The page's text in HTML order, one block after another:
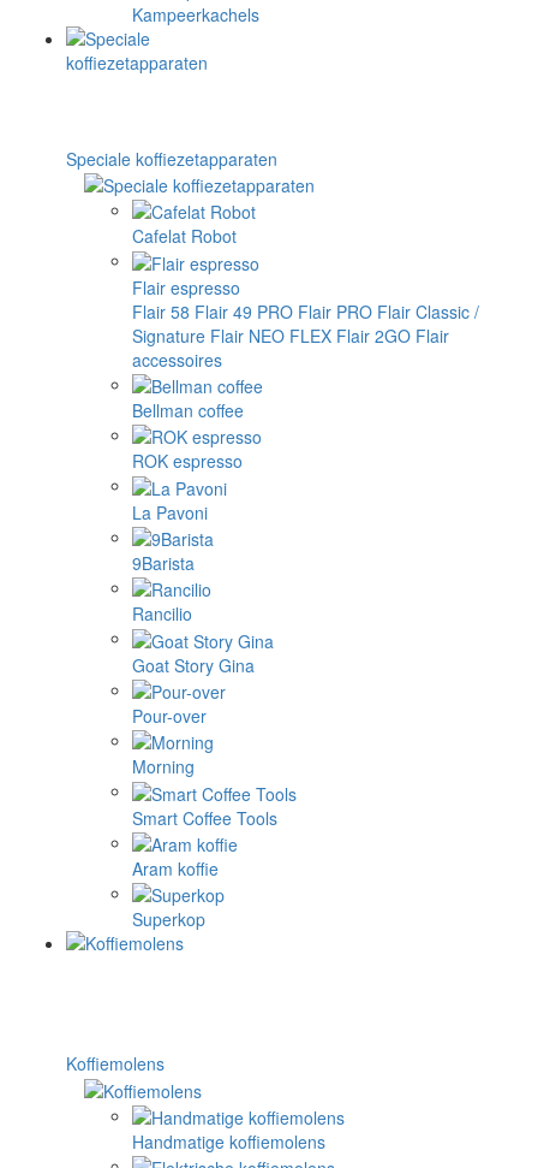
Kampeerkachels
Speciale koffiezetapparaten
Cafelat Robot
Flair espresso
Flair 58 Flair 49 PRO Flair PRO Flair Classic /
Signature Flair NEO FLEX Flair 2GO Flair
accessoires
Bellman coffee
ROK espresso
La Pavoni
9Barista
Rancilio
Goat Story Gina
Pour-over
Morning
Smart Coffee Tools
Aram koffie
Superkop
Koffiemolens
Handmatige koffiemolens